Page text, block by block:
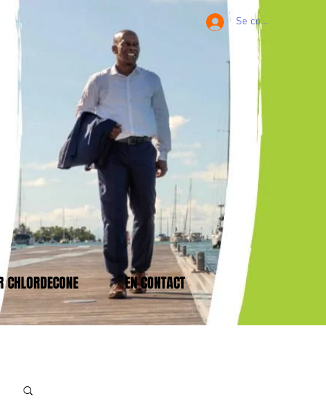
Se connecter
CHLORDECONE EN CONTACT